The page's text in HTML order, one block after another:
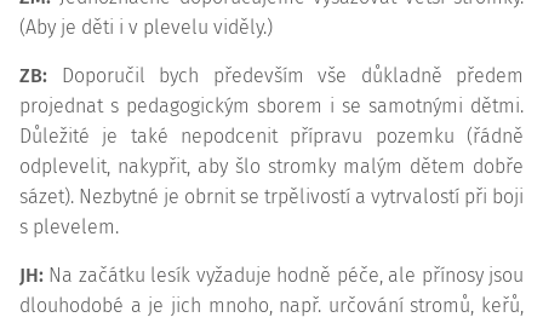
(Aby je děti i v plevelu viděly.)
ZB: Doporučil bych především vše důkladně předem
projednat s pedagogickým sborem i se samotnými dětmi.
Důležité je také nepodcenit přípravu pozemku (řádně
odplevelit, nakypřit, aby šlo stromky malým dětem dobře
sázet). Nezbytné je obrnit se trpělivostí a vytrvalostí při boji
s plevelem.
JH: Na začátku lesík vyžaduje hodně péče, ale přínosy jsou
dlouhodobé a je jich mnoho, např. určování stromů, keřů,